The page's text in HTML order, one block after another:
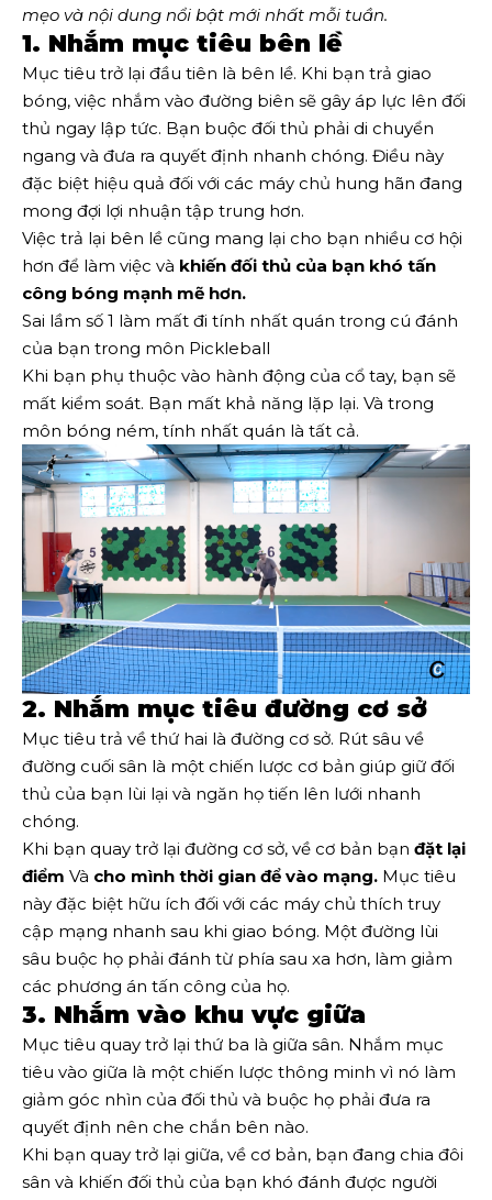
mẹo và nội dung nổi bật mới nhất mỗi tuần.
1. Nhắm mục tiêu bên lề
Mục tiêu trở lại đầu tiên là bên lề. Khi bạn trả giao
bóng, việc nhắm vào đường biên sẽ gây áp lực lên đối
thủ ngay lập tức. Bạn buộc đối thủ phải di chuyển
ngang và đưa ra quyết định nhanh chóng. Điều này
đặc biệt hiệu quả đối với các máy chủ hung hãn đang
mong đợi lợi nhuận tập trung hơn.
Việc trả lại bên lề cũng mang lại cho bạn nhiều cơ hội
hơn để làm việc và khiến đối thủ của bạn khó tấn
công bóng mạnh mẽ hơn.
Sai lầm số 1 làm mất đi tính nhất quán trong cú đánh
của bạn trong môn Pickleball
Khi bạn phụ thuộc vào hành động của cổ tay, bạn sẽ
mất kiểm soát. Bạn mất khả năng lặp lại. Và trong
môn bóng ném, tính nhất quán là tất cả.
2. Nhắm mục tiêu đường cơ sở
Mục tiêu trả về thứ hai là đường cơ sở. Rút sâu về
đường cuối sân là một chiến lược cơ bản giúp giữ đối
thủ của bạn lùi lại và ngăn họ tiến lên lưới nhanh
chóng.
Khi bạn quay trở lại đường cơ sở, về cơ bản bạn đặt lại
điểm Và cho mình thời gian để vào mạng. Mục tiêu
này đặc biệt hữu ích đối với các máy chủ thích truy
cập mạng nhanh sau khi giao bóng. Một đường lùi
sâu buộc họ phải đánh từ phía sau xa hơn, làm giảm
các phương án tấn công của họ.
3. Nhắm vào khu vực giữa
Mục tiêu quay trở lại thứ ba là giữa sân. Nhắm mục
tiêu vào giữa là một chiến lược thông minh vì nó làm
giảm góc nhìn của đối thủ và buộc họ phải đưa ra
quyết định nên che chắn bên nào.
Khi bạn quay trở lại giữa, về cơ bản, bạn đang chia đôi
sân và khiến đối thủ của bạn khó đánh được người